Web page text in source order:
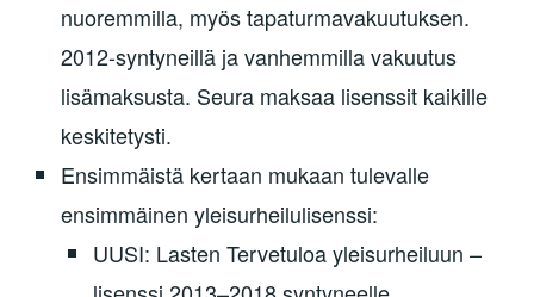
nuoremmilla, myös tapaturmavakuutuksen.
2012-syntyneillä ja vanhemmilla vakuutus
lisämaksusta. Seura maksaa lisenssit kaikille
keskitetysti.
Ensimmäistä kertaan mukaan tulevalle
ensimmäinen yleisurheilulisenssi:
UUSI: Lasten Tervetuloa yleisurheiluun –